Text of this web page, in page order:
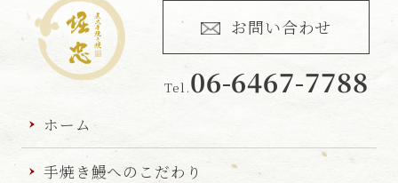
鰻 堀忠
ホーム
手焼き鰻へのこだわり
お問い合わせ
Tel.06-6467-7788